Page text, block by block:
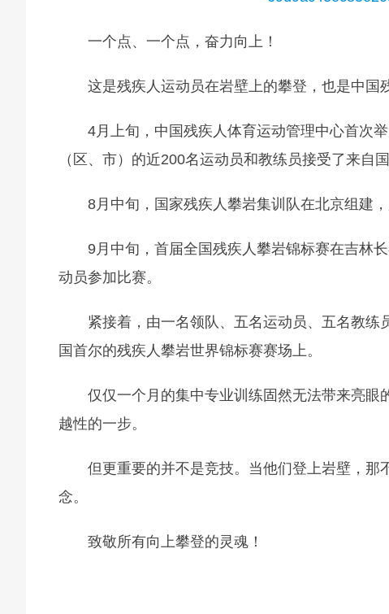
一个点、一个点，奋力向上！
这是残疾人运动员在岩壁上的攀登，也是中国
4月上旬，中国残疾人体育运动管理中心首次
（区、市）的近200名运动员和教练员接受了来自
8月中旬，国家残疾人攀岩集训队在北京组建
9月中旬，首届全国残疾人攀岩锦标赛在吉林
动员参加比赛。
紧接着，由一名领队、五名运动员、五名教
国首尔的残疾人攀岩世界锦标赛赛场上。
仅仅一个月的集中专业训练固然无法带来亮
越性的一步。
但更重要的并不是竞技。当他们登上岩壁，
念。
致敬所有向上攀登的灵魂！